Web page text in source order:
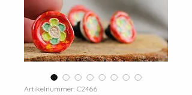
Artikelnummer: C2466